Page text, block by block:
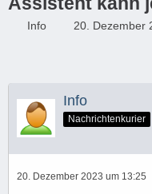
Info 20. Dezember
Info
Nachrichtenkurier
20. Dezember 2023 um 13:25